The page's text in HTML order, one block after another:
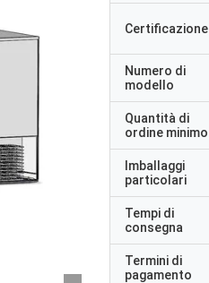
Certificazione
Numero di
modello
Quantità di
ordine minimo
Imballaggi
particolari
Tempi di
consegna
Termini di
pagamento